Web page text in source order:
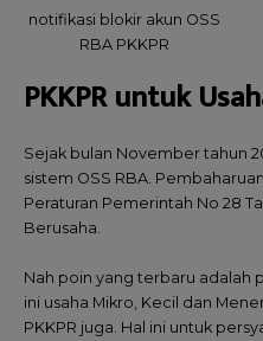
notifikasi blokir akun OSS
RBA PKKPR
PKKPR untuk
Sejak bulan November tahun
sistem OSS RBA.
Peraturan Pemerintah No 28
Berusaha.
Nah poin yang terbaru adalah
ini usaha Mikro, Kecil dan
PKKPR juga. Hal ini untuk